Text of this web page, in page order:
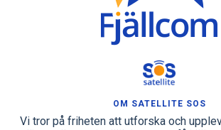
OM SATELLITE SOS
Vi tror på friheten att utforska och